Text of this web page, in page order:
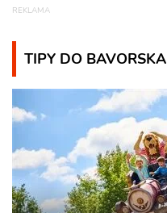
TIPY DO BAVORSKA